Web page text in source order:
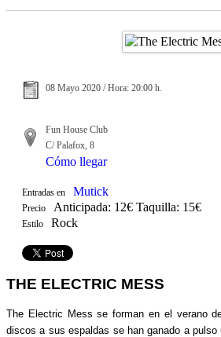
08 Mayo 2020 / Hora: 20:00 h.
Fun House Club
C/ Palafox, 8
Cómo llegar
Entradas en Mutick
Precio Anticipada: 12€ Taquilla: 15€
Estilo Rock
THE ELECTRIC MESS
The Electric Mess se forman en el verano
discos a sus espaldas se han ganado a pulso